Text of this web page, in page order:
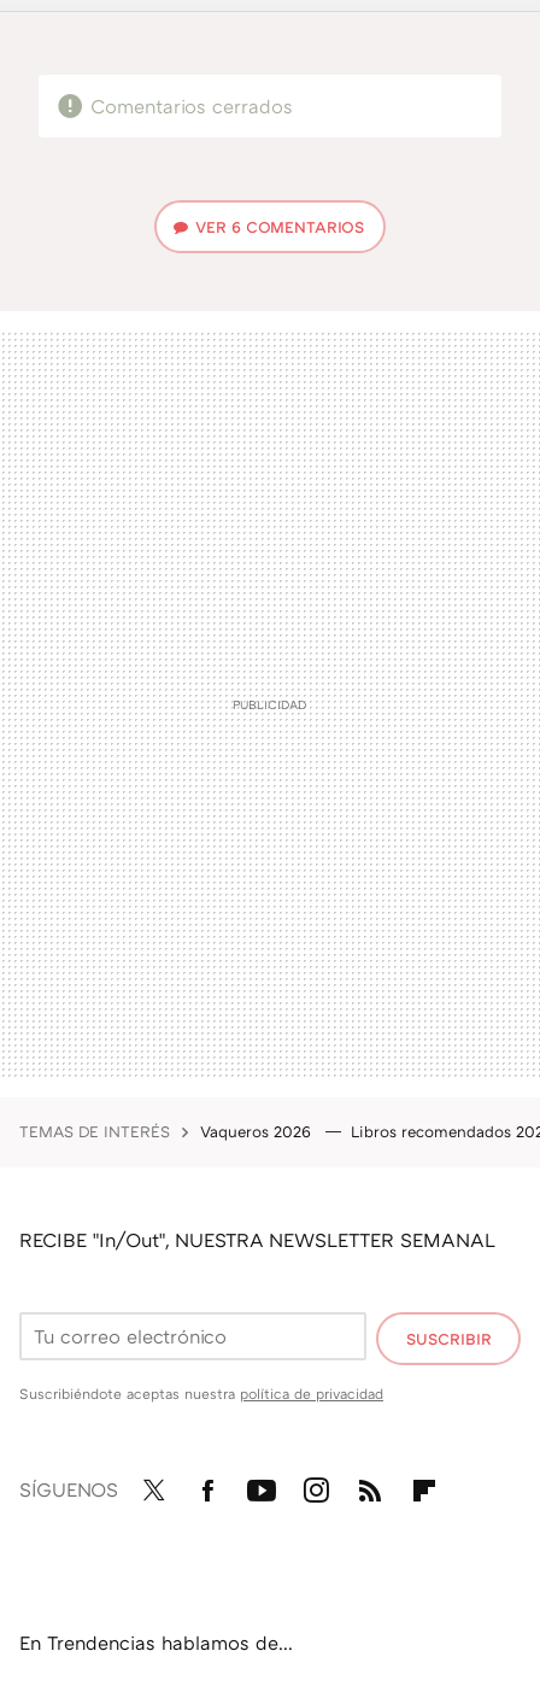
FACEBOOK
TWITTERFLIPBOARD
E-
WHATSAPP
Comentarios cerrados
VER 6 COMENTARIOS
TEMAS DE INTERÉS Vaqueros 2026 Libros recomendados
RECIBE "In/Out", NUESTRA NEWSLETTER SEMANAL
SUSCRIBIR
Suscribiéndote aceptas nuestra política de privacidad
SÍGUENOS
En Trendencias hablamos de...